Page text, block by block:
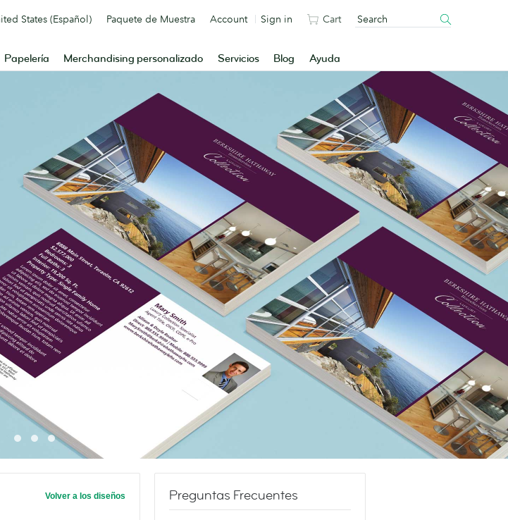
Papelería Merchandising personalizado Servicios Blog Ayuda
States (Español) Paquete de Muestra Account Sign in Cart
Volver a los diseños Preguntas Frecuentes